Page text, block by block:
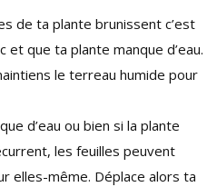
de ta plante brunissent c’est
et que ta plante manque d’eau.
le terreau humide pour
d’eau ou bien si la plante
les feuilles peuvent
elles-même. Déplace alors ta